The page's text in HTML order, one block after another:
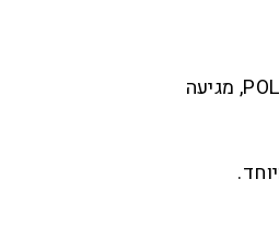
צידנית הרטרו הספרדית בעיצוב וינטג' אטרקטיבי, מבית POLAR BOX, מגיעה